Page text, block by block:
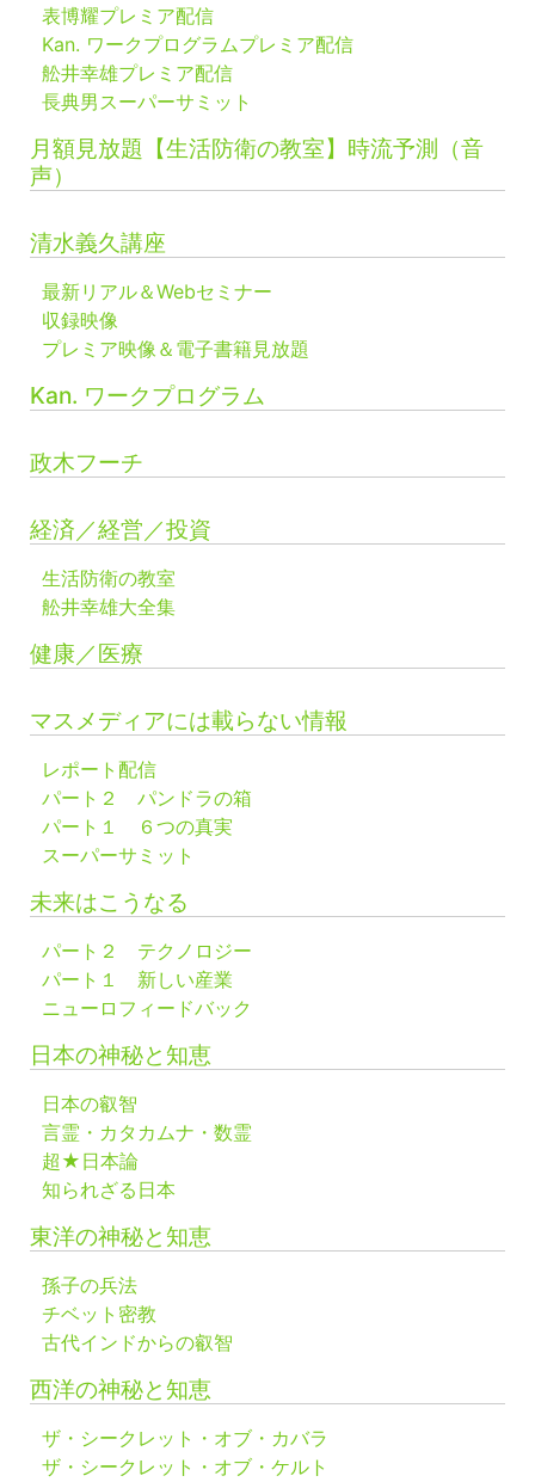
表博耀プレミア配信
Kan. ワークプログラムプレミア配信
舩井幸雄プレミア配信
長典男スーパーサミット
月額見放題【生活防衛の教室】時流予測（音
声）
清水義久講座
最新リアル＆Webセミナー
収録映像
プレミア映像＆電子書籍見放題
Kan. ワークプログラム
政木フーチ
経済／経営／投資
生活防衛の教室
舩井幸雄大全集
健康／医療
マスメディアには載らない情報
レポート配信
パート２ パンドラの箱
パート１ ６つの真実
スーパーサミット
未来はこうなる
パート２ テクノロジー
パート１ 新しい産業
ニューロフィードバック
日本の神秘と知恵
日本の叡智
言霊・カタカムナ・数霊
超★日本論
知られざる日本
東洋の神秘と知恵
孫子の兵法
チベット密教
古代インドからの叡智
西洋の神秘と知恵
ザ・シークレット・オブ・カバラ
ザ・シークレット・オブ・ケルト